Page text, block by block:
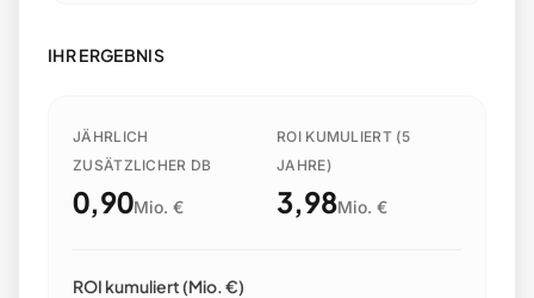
IHR ERGEBNIS
JÄHRLICH
ZUSÄTZLICHER DB
0,90Mio. €
ROI KUMULIERT (5
JAHRE)
3,98Mio. €
ROI kumuliert (Mio. €)